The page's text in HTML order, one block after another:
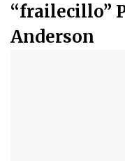
“frailecillo”
Anderson